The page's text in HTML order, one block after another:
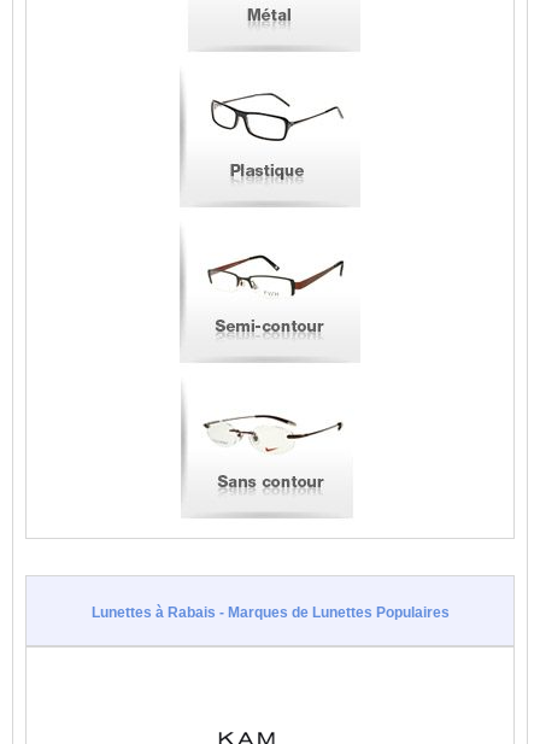
Lunettes à Rabais - Marques de Lunettes Populaires